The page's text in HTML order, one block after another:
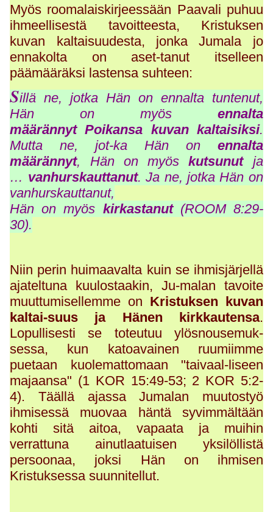
Myös roomalaiskirjeessään Paavali puhuu
ihmeellisestä tavoitteesta, Kristuksen
kuvan kaltaisuudesta, jonka Jumala jo
ennakolta on aset-tanut itselleen
päämääräksi lastensa suhteen:
Sillä ne, jotka Hän on ennalta tuntenut,
Hän on myös ennalta
määrännyt Poikansa kuvan kaltaisiksi.
Mutta ne, jot-ka Hän on ennalta
määrännyt, Hän on myöskutsunutja
… vanhurskauttanut. Ja ne, jotka Hän on
vanhurskauttanut,
Hän on myös kirkastanut(ROOM 8:29-
30).
Niin perin huimaavalta kuin se ihmisjärjellä
ajateltuna kuulostaakin, Ju-malan tavoite
muuttumisellemme on Kristuksen kuvan
kaltai-suus ja Hänen kirkkautensa.
Lopullisesti se toteutuu ylösnousemuk-
sessa, kun katoavainen ruumiimme
puetaan kuolemattomaan "taivaal-liseen
majaansa" (1 KOR 15:49-53; 2 KOR 5:2-
4). Täällä ajassa Jumalan muutostyö
ihmisessä muovaa häntä syvimmältään
kohti sitä aitoa, vapaata ja muihin
verrattuna ainutlaatuisen yksilöllistä
persoonaa, joksi Hän on ihmisen
Kristuksessa suunnitellut.